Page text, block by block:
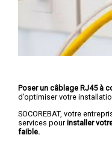
Poser un câblage RJ45 à
d’optimiser votre
SOCOREBAT, votre
services pourinstaller
faible.